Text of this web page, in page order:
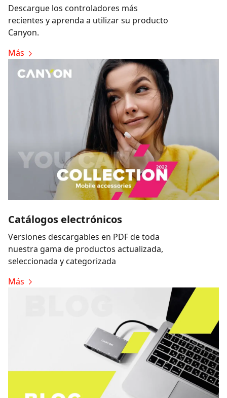
Descargue los controladores más
recientes y aprenda a utilizar su producto
Canyon.
Más
Catálogos electrónicos
Versiones descargables en PDF de toda
nuestra gama de productos actualizada,
seleccionada y categorizada
Más